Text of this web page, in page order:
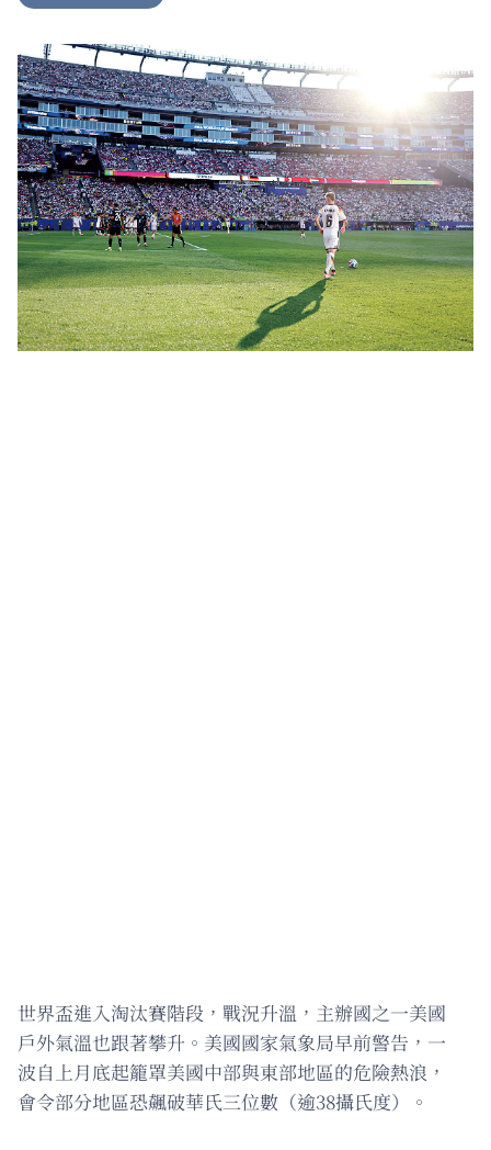
世界盃進入淘汰賽階段，戰況升溫，主辦國之一美國
戶外氣溫也跟著攀升。美國國家氣象局早前警告，一
波自上月底起籠罩美國中部與東部地區的危險熱浪，
會令部分地區恐飆破華氏三位數（逾38攝氏度）。